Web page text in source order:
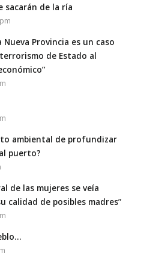
sacarán de la ría
Nueva Provincia es un caso
de Estado al
ambiental de profundizar
puerto?
de las mujeres se veía
calidad de posibles madres”